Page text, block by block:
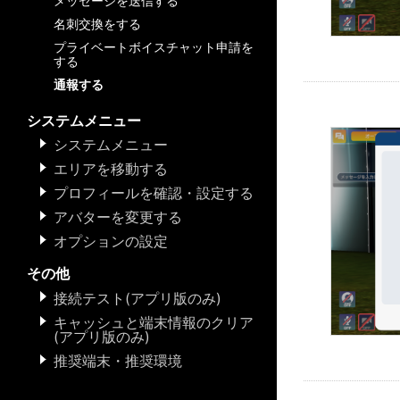
名刺交換をする
プライベートボイスチャット申請を
する
通報する
システムメニュー
システムメニュー
エリアを移動する
プロフィールを確認・設定する
アバターを変更する
オプションの設定
その他
接続テスト(アプリ版のみ)
キャッシュと端末情報のクリア
(アプリ版のみ)
推奨端末・推奨環境